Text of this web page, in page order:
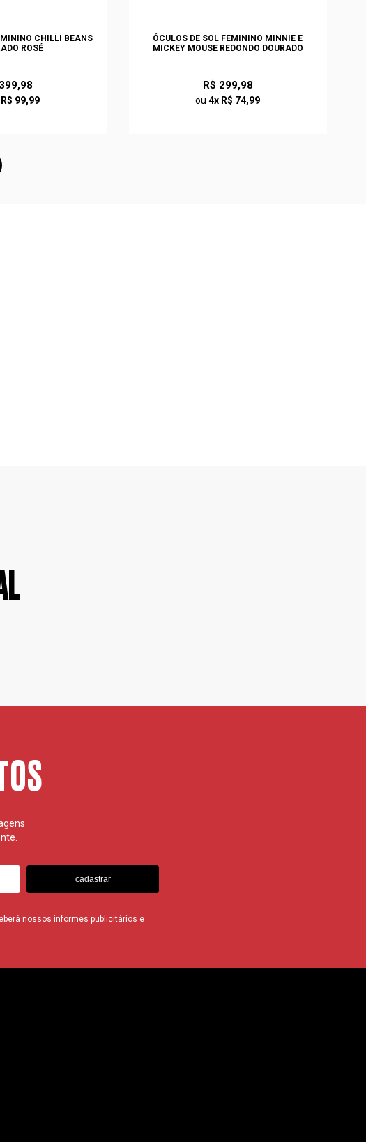
CHILLI BEANS
ROSÉ
99,99
ÓCULOS DE SOL FEMININO MINNIE E
MICKEY MOUSE REDONDO DOURADO
R$ 299,98
ou4x R$ 74,99
cadastrar
nossos informes publicitários e